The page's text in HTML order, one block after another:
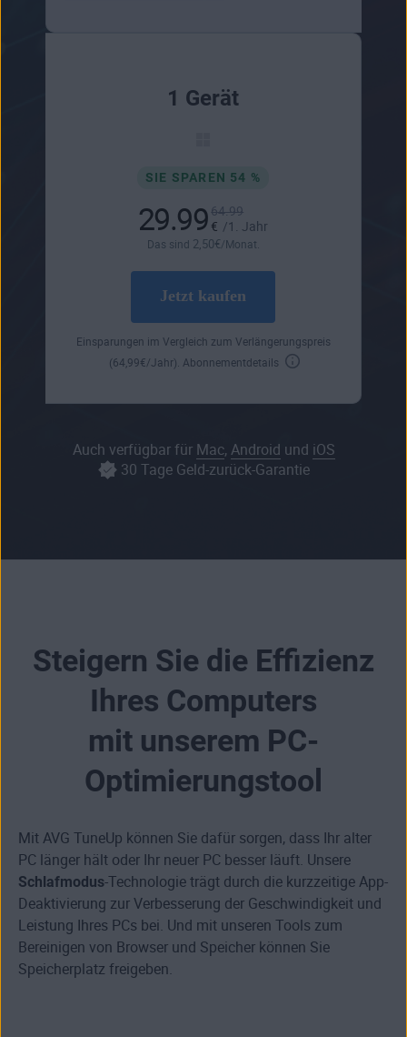
1 Gerät
SIE SPAREN 54 %
29.99 64.99
€ /1. Jahr
Das sind 2 ,50€/Monat.
Jetzt kaufen
Einsparungen im Vergleich zum Verlängerungspreis
(64 ,99€/Jahr). Abonnementdetails
Auch verfügbar für Mac, Android und iOS
30 Tage Geld-zurück-Garantie
Steigern Sie die Effizienz
Ihres Computers
mit unserem PC-
Optimierungstool
Mit AVG TuneUp können Sie dafür sorgen, dass Ihr alter
PC länger hält oder Ihr neuer PC besser läuft. Unsere
Schlafmodus-Technologie trägt durch die kurzzeitige App-
Deaktivierung zur Verbesserung der Geschwindigkeit und
Leistung Ihres PCs bei. Und mit unseren Tools zum
Bereinigen von Browser und Speicher können Sie
Speicherplatz freigeben.